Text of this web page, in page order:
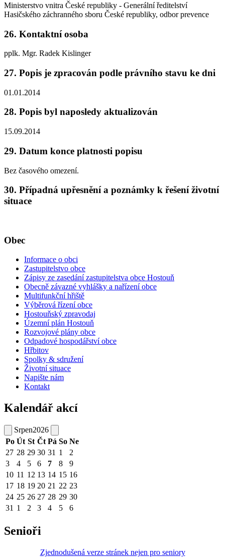
Ministerstvo vnitra České republiky - Generální ředitelství
Hasičského záchranného sboru České republiky, odbor prevence
26. Kontaktní osoba
pplk. Mgr. Radek Kislinger
27. Popis je zpracován podle právního stavu ke dni
01.01.2014
28. Popis byl naposledy aktualizován
15.09.2014
29. Datum konce platnosti popisu
Bez časového omezení.
30. Případná upřesnění a poznámky k řešení životní
situace
Obec
Informace o obci
Zastupitelstvo obce
Zápisy ze zasedání zastupitelstva obce Hostouň
Obecně závazné vyhlášky a nařízení obce
Multifunkční hřiště
Výběrová řízení obce
Hostouňský zpravodaj
Územní plán Hostouň
Rozvojové plány obce
Odpadové hospodářství obce
Hřbitov
Spolky & sdružení
Životní situace
Napište nám
Kontakt
Kalendář akcí
Srpen2026
Po Út St Čt Pá So Ne
27 28 29 30 31 1
2
3
4 5 6 7 8
9
10 11 12 13 14 15 16
17 18 19 20 21 22 23
24 25 26 27 28 29 30
31 1 2 3 4 5 6
Senioři
Zjednodušená verze stránek nejen pro seniory